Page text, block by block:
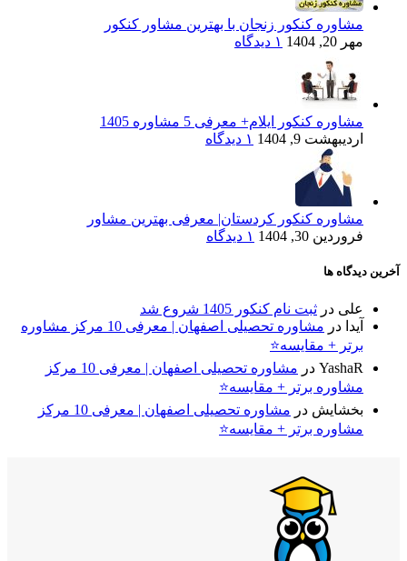
مشاوره کنکور زنجان با بهترین مشاور کنکور
مهر 20, 1404
۱ دیدگاه
مشاوره کنکور ایلام+ معرفی 5 مشاوره 1405
اردیبهشت 9, 1404
۱ دیدگاه
مشاوره کنکور کردستان| معرفی بهترین مشاور
فروردین 30, 1404
۱ دیدگاه
آخرین دیدگاه ها
علی در ثبت نام کنکور 1405 شروع شد
آیدا در
مشاوره تحصیلی اصفهان | معرفی 10 مرکز مشاوره
برتر + مقایسه⭐
YashaR در
مشاوره تحصیلی اصفهان | معرفی 10 مرکز
مشاوره برتر + مقایسه⭐
بخشایش در
مشاوره تحصیلی اصفهان | معرفی 10 مرکز
مشاوره برتر + مقایسه⭐